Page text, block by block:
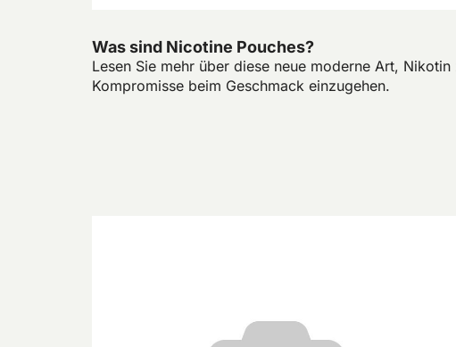
Was sind Nicotine Pouches?
Lesen Sie mehr über diese neue moderne Art,
Kompromisse beim Geschmack einzugehen.